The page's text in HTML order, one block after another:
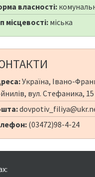
власності:
місцевості: міська
Україна, Івано-
вул. Стефаника, 15
(03472)98-4-24